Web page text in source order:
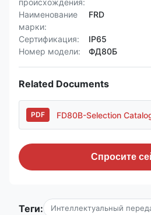
происхождения:
Наименование
марки:
FRD
Сертификация:
IP65
Номер модели:
ФД80Б
Related Documents
PDF FD80B-Selection
Спросите
Теги: Интеллектуальный